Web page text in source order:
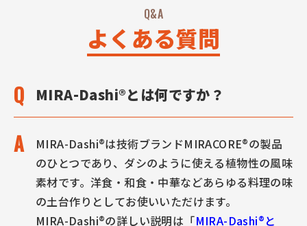
Q&A
よくある質問
MIRA-Dashi®とは何ですか？
MIRA-Dashi®は技術ブランドMIRACORE®の製品
のひとつであり、ダシのように使える植物性の風味
素材です。洋食・和食・中華などあらゆる料理の味
の土台作りとしてお使いいただけます。
MIRA-Dashi®の詳しい説明は「MIRA-Dashi®と